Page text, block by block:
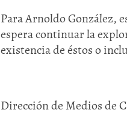
Para Arnoldo González,
espera continuar la
existencia de éstos o
Dirección de Medios de